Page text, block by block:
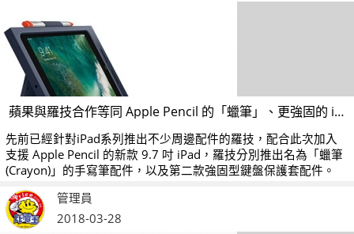
蘋果與羅技合作等同 Apple Pencil 的「蠟筆」、更強固的 iPad 鍵盤保護套
先前已經針對iPad系列推出不少周邊配件的羅技，配合此次加入
支援 Apple Pencil 的新款 9.7 吋 iPad，羅技分別推出名為「蠟筆
(Crayon)」的手寫筆配件，以及第二款強固型鍵盤保護套配件。
管理員
2018-03-28